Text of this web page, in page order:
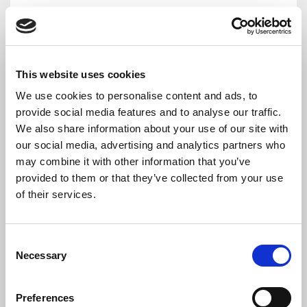
This website uses cookies
We use cookies to personalise content and ads, to
provide social media features and to analyse our traffic.
We also share information about your use of our site with
our social media, advertising and analytics partners who
may combine it with other information that you’ve
provided to them or that they’ve collected from your use
of their services.
Selection
Necessary
Preferences
Fondimpresa è un fondo interprofessionale di natura
privatistica, costituito da Confindustria, Cgil, Cisl e Uil,
che consente a tutte le aziende italiane
(0,30 % monte salari, di cui all’art. 25 della legge
845/1978) da utilizzare per la formazione e
l’aggiornamento dei propri dipendenti.
Come aderire a Fondimpresa
Aderire a Fondimpresa è facile: basta scegliere nella
all’interno dell’elemento “FondoInterprof“, l’opzione
numero dei dipendenti (solo quadri, impiegati e operai)
interessati all’obbligo contributivo. In questo modo, si
proprio contributo INPS dello 0,30%. Come indicato